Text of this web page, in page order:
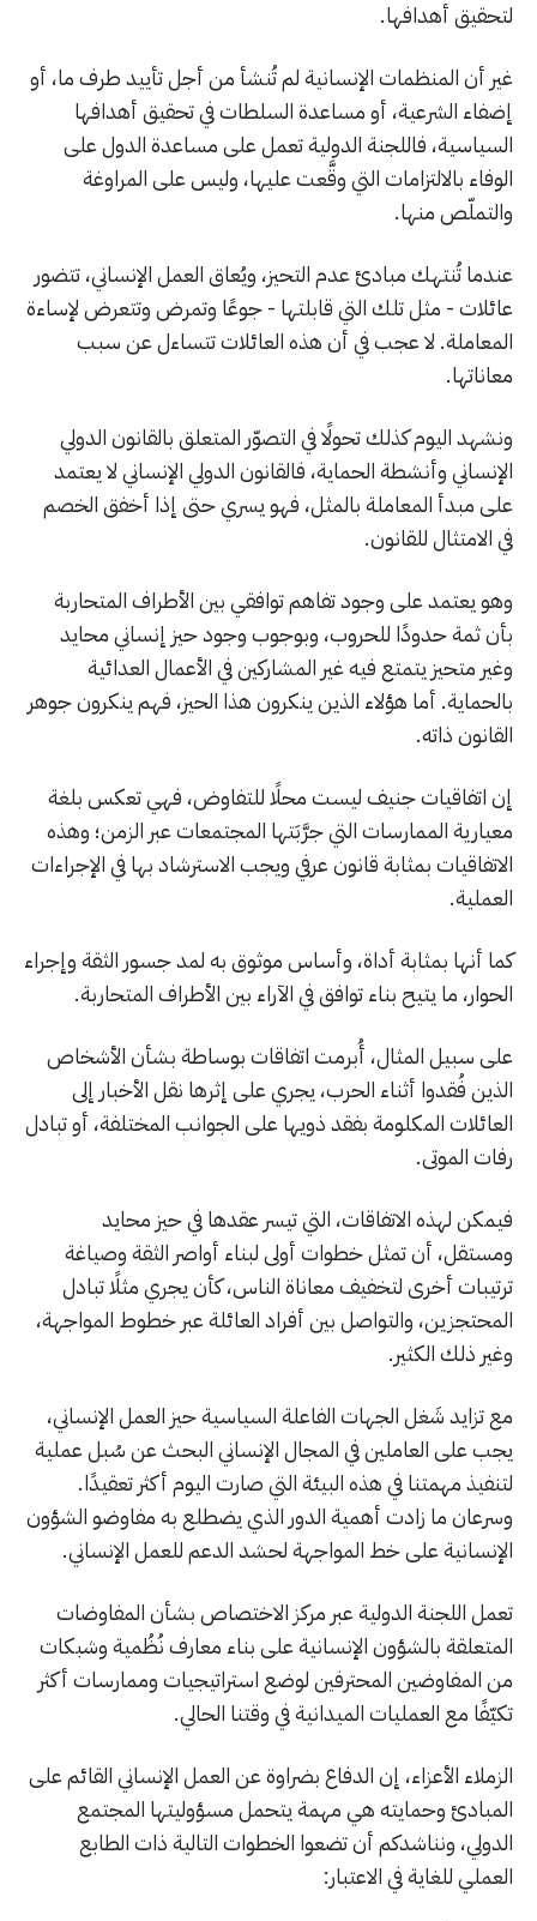
لتحقيق أهدافها.
غير أن المنظمات الإنسانية لم تُنشأ من أجل تأييد طرف ما، أو
إضفاء الشرعية، أو مساعدة السلطات في تحقيق أهدافها
السياسية، فاللجنة الدولية تعمل على مساعدة الدول على
الوفاء بالالتزامات التي وقَّعت عليها، وليس على المراوغة
والتملّص منها.
عندما تُنتهك مبادئ عدم التحيز، ويُعاق العمل الإنساني، تتضور
عائلات - مثل تلك التي قابلتها - جوعًا وتمرض وتتعرض لإساءة
المعاملة. لا عجب في أن هذه العائلات تتساءل عن سبب
معاناتها.
ونشهد اليوم كذلك تحولًا في التصوّر المتعلق بالقانون الدولي
الإنساني وأنشطة الحماية، فالقانون الدولي الإنساني لا يعتمد
على مبدأ المعاملة بالمثل، فهو يسري حتى إذا أخفق الخصم
في الامتثال للقانون.
وهو يعتمد على وجود تفاهم توافقي بين الأطراف المتحاربة
بأن ثمة حدودًا للحروب، وبوجوب وجود حيز إنساني محايد
وغير متحيز يتمتع فيه غير المشاركين في الأعمال العدائية
بالحماية. أما هؤلاء الذين ينكرون هذا الحيز، فهم ينكرون جوهر
القانون ذاته.
إن اتفاقيات جنيف ليست محلًا للتفاوض، فهي تعكس بلغة
معيارية الممارسات التي جرَّبَتها المجتمعات عبر الزمن؛ وهذه
الاتفاقيات بمثابة قانون عرفي ويجب الاسترشاد بها في الإجراءات
العملية.
كما أنها بمثابة أداة، وأساس موثوق به لمد جسور الثقة وإجراء
الحوار، ما يتيح بناء توافق في الآراء بين الأطراف المتحاربة.
على سبيل المثال، أُبرمت اتفاقات بوساطة بشأن الأشخاص
الذين فُقدوا أثناء الحرب، يجري على إثرها نقل الأخبار إلى
العائلات المكلومة بفقد ذويها على الجوانب المختلفة، أو تبادل
رفات الموتى.
فيمكن لهذه الاتفاقات، التي تيسر عقدها في حيز محايد
ومستقل، أن تمثل خطوات أولى لبناء أواصر الثقة وصياغة
ترتيبات أخرى لتخفيف معاناة الناس، كأن يجري مثلًا تبادل
المحتجزين، والتواصل بين أفراد العائلة عبر خطوط المواجهة،
وغير ذلك الكثير.
مع تزايد شَغل الجهات الفاعلة السياسية حيز العمل الإنساني،
يجب على العاملين في المجال الإنساني البحث عن سُبل عملية
لتنفيذ مهمتنا في هذه البيئة التي صارت اليوم أكثر تعقيدًا.
وسرعان ما زادت أهمية الدور الذي يضطلع به مفاوضو الشؤون
الإنسانية على خط المواجهة لحشد الدعم للعمل الإنساني.
تعمل اللجنة الدولية عبر مركز الاختصاص بشأن المفاوضات
المتعلقة بالشؤون الإنسانية على بناء معارف نُظُمية وشبكات
من المفاوضين المحترفين لوضع استراتيجيات وممارسات أكثر
تكيّفًا مع العمليات الميدانية في وقتنا الحالي.
الزملاء الأعزاء، إن الدفاع بضراوة عن العمل الإنساني القائم على
المبادئ وحمايته هي مهمة يتحمل مسؤوليتها المجتمع
الدولي، ونناشدكم أن تضعوا الخطوات التالية ذات الطابع
العملي للغاية في الاعتبار: